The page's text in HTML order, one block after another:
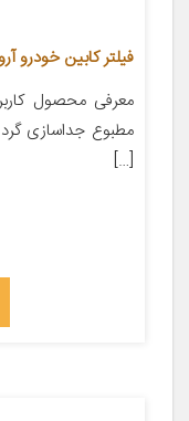
فیلتر کابین خودرو آرو کد 8107011 مناسب
معرفی محصول
مطبوع جداسازی
[…]